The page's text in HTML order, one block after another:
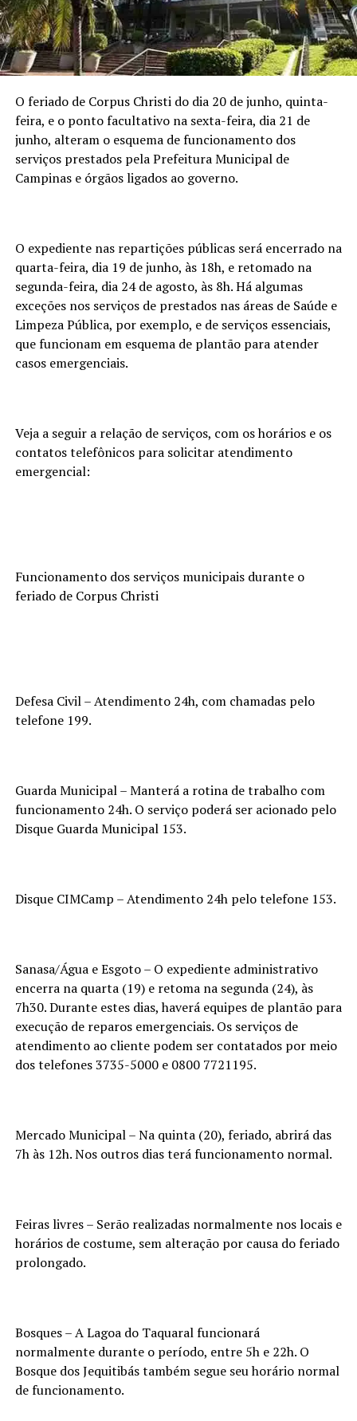
O feriado de Corpus Christi do dia 20 de junho, quinta-
feira, e o ponto facultativo na sexta-feira, dia 21 de
junho, alteram o esquema de funcionamento dos
serviços prestados pela Prefeitura Municipal de
Campinas e órgãos ligados ao governo.
O expediente nas repartições públicas será encerrado na
quarta-feira, dia 19 de junho, às 18h, e retomado na
segunda-feira, dia 24 de agosto, às 8h. Há algumas
exceções nos serviços de prestados nas áreas de Saúde e
Limpeza Pública, por exemplo, e de serviços essenciais,
que funcionam em esquema de plantão para atender
casos emergenciais.
Veja a seguir a relação de serviços, com os horários e os
contatos telefônicos para solicitar atendimento
emergencial:
Funcionamento dos serviços municipais durante o
feriado de Corpus Christi
Defesa Civil – Atendimento 24h, com chamadas pelo
telefone 199.
Guarda Municipal – Manterá a rotina de trabalho com
funcionamento 24h. O serviço poderá ser acionado pelo
Disque Guarda Municipal 153.
Disque CIMCamp – Atendimento 24h pelo telefone 153.
Sanasa/Água e Esgoto – O expediente administrativo
encerra na quarta (19) e retoma na segunda (24), às
7h30. Durante estes dias, haverá equipes de plantão para
execução de reparos emergenciais. Os serviços de
atendimento ao cliente podem ser contatados por meio
dos telefones 3735-5000 e 0800 7721195.
Mercado Municipal – Na quinta (20), feriado, abrirá das
7h às 12h. Nos outros dias terá funcionamento normal.
Feiras livres – Serão realizadas normalmente nos locais e
horários de costume, sem alteração por causa do feriado
prolongado.
Bosques – A Lagoa do Taquaral funcionará
normalmente durante o período, entre 5h e 22h. O
Bosque dos Jequitibás também segue seu horário normal
de funcionamento.